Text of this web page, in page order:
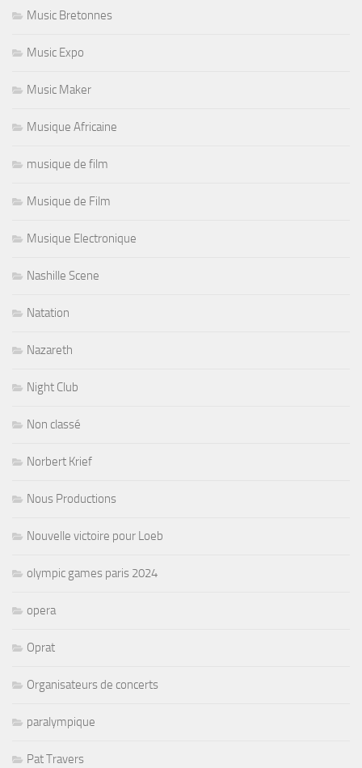
Music Bretonnes
Music Expo
Music Maker
Musique Africaine
musique de film
Musique de Film
Musique Electronique
Nashille Scene
Natation
Nazareth
Night Club
Non classé
Norbert Krief
Nous Productions
Nouvelle victoire pour Loeb
olympic games paris 2024
opera
Oprat
Organisateurs de concerts
paralympique
Pat Travers